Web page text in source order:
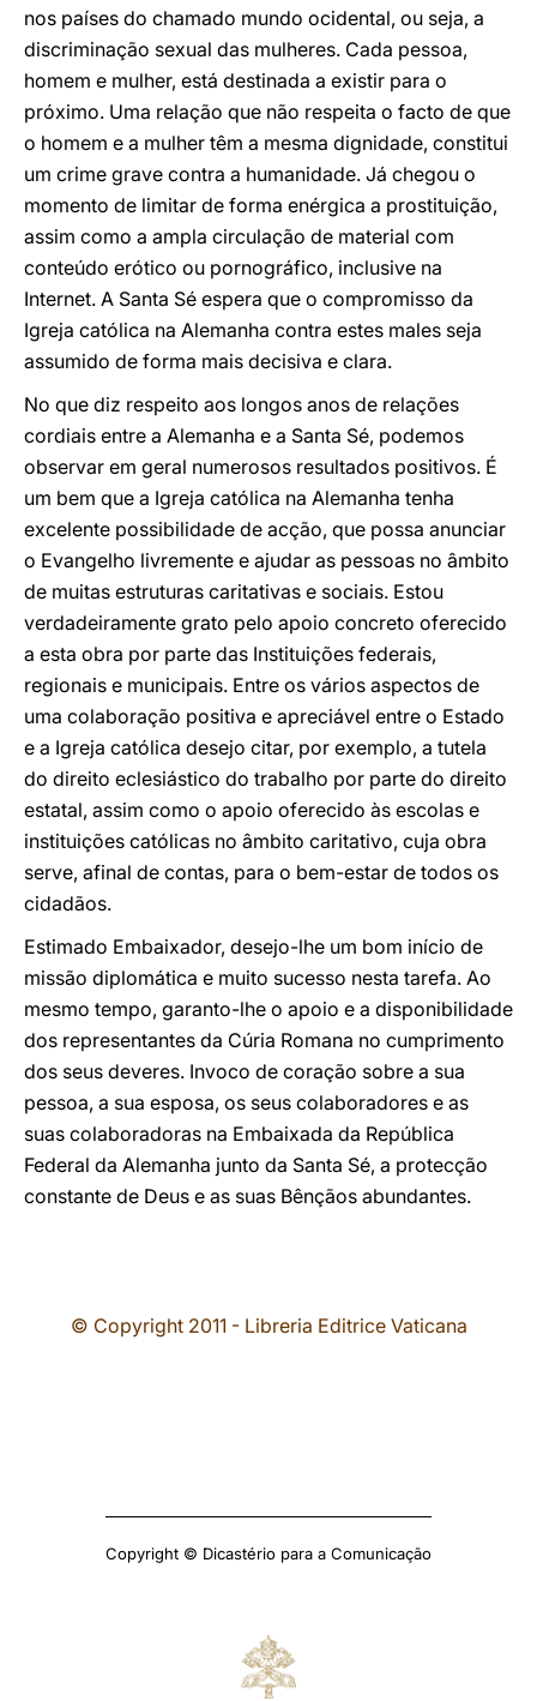
nos países do chamado mundo ocidental, ou seja, a
discriminação sexual das mulheres. Cada pessoa,
homem e mulher, está destinada a existir para o
próximo. Uma relação que não respeita o facto de que
o homem e a mulher têm a mesma dignidade, constitui
um crime grave contra a humanidade. Já chegou o
momento de limitar de forma enérgica a prostituição,
assim como a ampla circulação de material com
conteúdo erótico ou pornográfico, inclusive na
Internet. A Santa Sé espera que o compromisso da
Igreja católica na Alemanha contra estes males seja
assumido de forma mais decisiva e clara.
No que diz respeito aos longos anos de relações
cordiais entre a Alemanha e a Santa Sé, podemos
observar em geral numerosos resultados positivos. É
um bem que a Igreja católica na Alemanha tenha
excelente possibilidade de acção, que possa anunciar
o Evangelho livremente e ajudar as pessoas no âmbito
de muitas estruturas caritativas e sociais. Estou
verdadeiramente grato pelo apoio concreto oferecido
a esta obra por parte das Instituições federais,
regionais e municipais. Entre os vários aspectos de
uma colaboração positiva e apreciável entre o Estado
e a Igreja católica desejo citar, por exemplo, a tutela
do direito eclesiástico do trabalho por parte do direito
estatal, assim como o apoio oferecido às escolas e
instituições católicas no âmbito caritativo, cuja obra
serve, afinal de contas, para o bem-estar de todos os
cidadãos.
Estimado Embaixador, desejo-lhe um bom início de
missão diplomática e muito sucesso nesta tarefa. Ao
mesmo tempo, garanto-lhe o apoio e a disponibilidade
dos representantes da Cúria Romana no cumprimento
dos seus deveres. Invoco de coração sobre a sua
pessoa, a sua esposa, os seus colaboradores e as
suas colaboradoras na Embaixada da República
Federal da Alemanha junto da Santa Sé, a protecção
constante de Deus e as suas Bênçãos abundantes.
© Copyright 2011 - Libreria Editrice Vaticana
Copyright © Dicastério para a Comunicação